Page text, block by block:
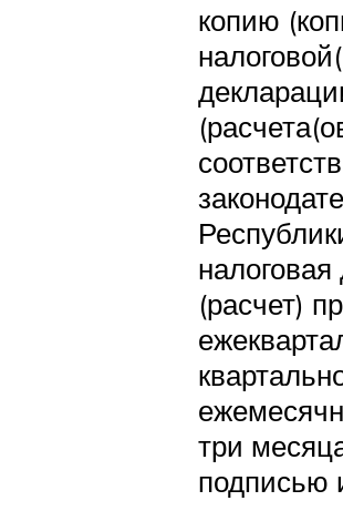
копию
(расчет)
три
подписью